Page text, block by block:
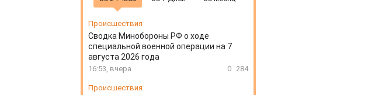
Происшествия
Сводка Минобороны РФ о ходе
специальной военной операции на 7
августа 2026 года
16:53, вчера 0 284
Происшествия